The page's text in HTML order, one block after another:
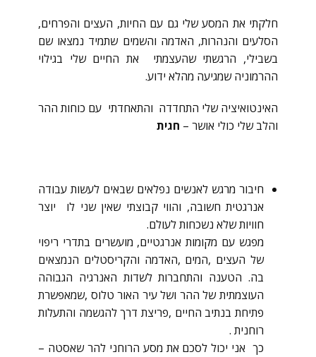
חלקתי את המסע שלי גם עם החיות, העצים והפרחים,
הסלעים והנהרות, האדמה והשמים שתמיד נמצאו שם
בשבילי, הרגשתי שהעצמתי את החיים שלי בגילוי
ההרמוניה שמגיעה מהלא ידוע.
האינטואיציה שלי התחדדה והתאחדתי עם כוחות ההר
והלב שלי כולי אושר – חגית
חיבור מרגש לאנשים נפלאים שבאים לעשות עבודה
אנרגטית חשובה, והווי קבוצתי שאין שני לו יוצר
חוויות שלא נשכחות לעולם.
מפגש עם מקומות אנרגטיים, מועשרים בתדרי ריפוי
של העצים ,המים ,האדמה והקריסטלים הנמצאים
בה. הטענה והתחברות לשדות האנרגיה הגבוהה
העוצמתית של ההר ושל עיר האור טלוס ,שמאפשרת
פתיחת בנתיב החיים ,פריצת דרך להגשמה והתעלות
רוחנית .
כך אני יכול לסכם את מסע הרוחני להר שאסטה –